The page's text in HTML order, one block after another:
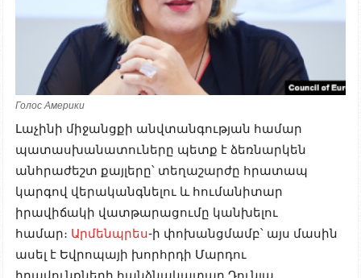
Голос Америки
Լաչինի միջանցքի անվտանգության համար
պատասխանատուները պետք է ձեռնարկեն
անհրաժեշտ քայլերը՝ տեղաշարժը հրատապ
կարգով վերականգնելու և հումանիտար
իրավիճակի վատթարացումը կանխելու
համար։ Արմենպրես-ի փոխանցմամբ՝ այս մասին
ասել է Եվրոպայի խորհրդի Մարդու
իրավունքների հանձնակատար Դունյա